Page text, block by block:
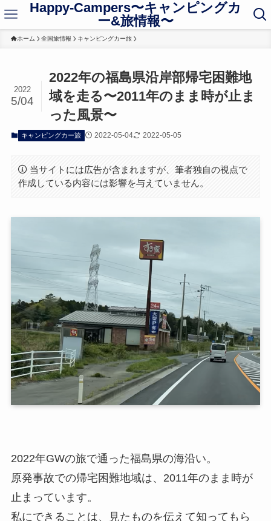
Happy-Campers〜キャンピングカ
ー&旅情報〜
ホーム 全国旅情報 キャンピングカー旅
2022年の福島県沿岸部帰宅困難地
域を走る〜2011年のまま時が止ま
った風景〜
2022
5/04
キャンピングカー旅 2022-05-04 2022-05-05
当サイトには広告が含まれますが、筆者独自の視点で
作成している内容には影響を与えていません。
2022年GWの旅で通った福島県の海沿い。
原発事故での帰宅困難地域は、2011年のまま時が
止まっています。
私にできることは、見たものを伝えて知ってもら